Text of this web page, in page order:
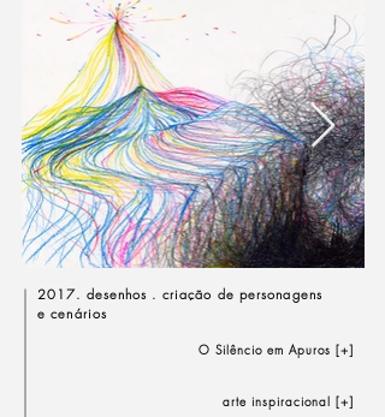
2017. desenhos . criação de personagens
e cenários
O Silêncio em Apuros [+]
arte inspiracional [+]